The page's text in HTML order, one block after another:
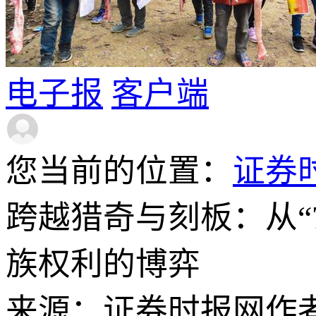
电子报 客户端
您当前的位置： 证券
跨越猎奇与刻板：从
族权利的博弈